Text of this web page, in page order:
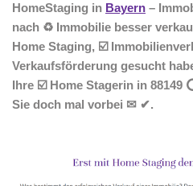
HomeStaging in Bayern –
nach ♻ Immobilie besser
Home Staging, ☑️
Verkaufsförderung gesucht
Ihre ☑️ Home Stagerin in 88149
Sie doch mal vorbei ✉ ✔.